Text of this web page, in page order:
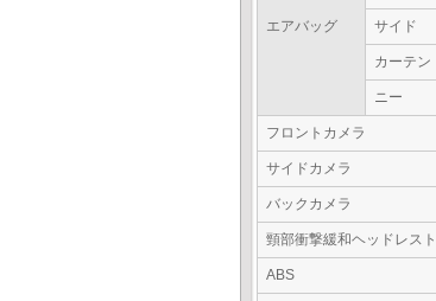
エアバッグ サイド
カーテン
ニー
フロントカメラ
サイドカメラ
バックカメラ
頸部衝撃緩和ヘッドレスト
ABS